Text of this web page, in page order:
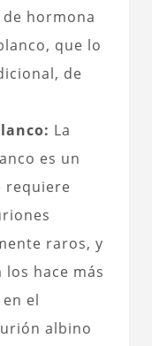
hormona
que lo
de
La
es un
requiere
raros, y
los hace más
el
albino